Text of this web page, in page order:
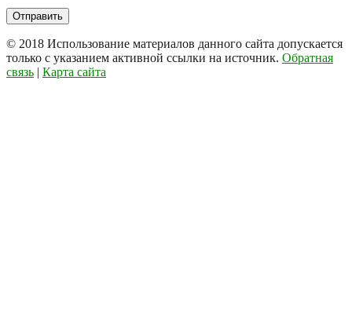
© 2018 Использование материалов данного сайта допускается
только с указанием активной ссылки на источник. Обратная
связь | Карта сайта